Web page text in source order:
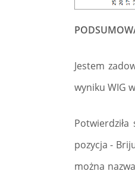
Jestem
wyniku WIG
pozycja -
można